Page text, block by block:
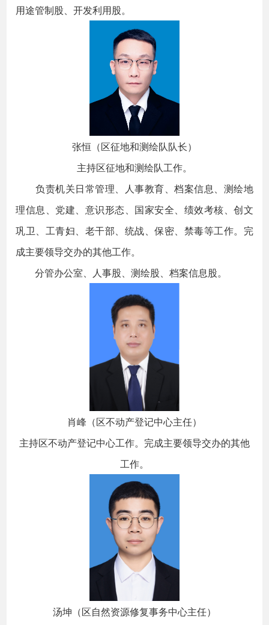
用途管制股、开发利用股。
张恒（区征地和测绘队队长）
主持区征地和测绘队工作。
负责机关日常管理、人事教育、档案信息、测绘地
理信息、党建、意识形态、国家安全、绩效考核、创文
巩卫、工青妇、老干部、统战、保密、禁毒等工作。完
成主要领导交办的其他工作。
分管办公室、人事股、测绘股、档案信息股。
肖峰（区不动产登记中心主任）
主持区不动产登记中心工作。完成主要领导交办的其他
工作。
汤坤（区自然资源修复事务中心主任）